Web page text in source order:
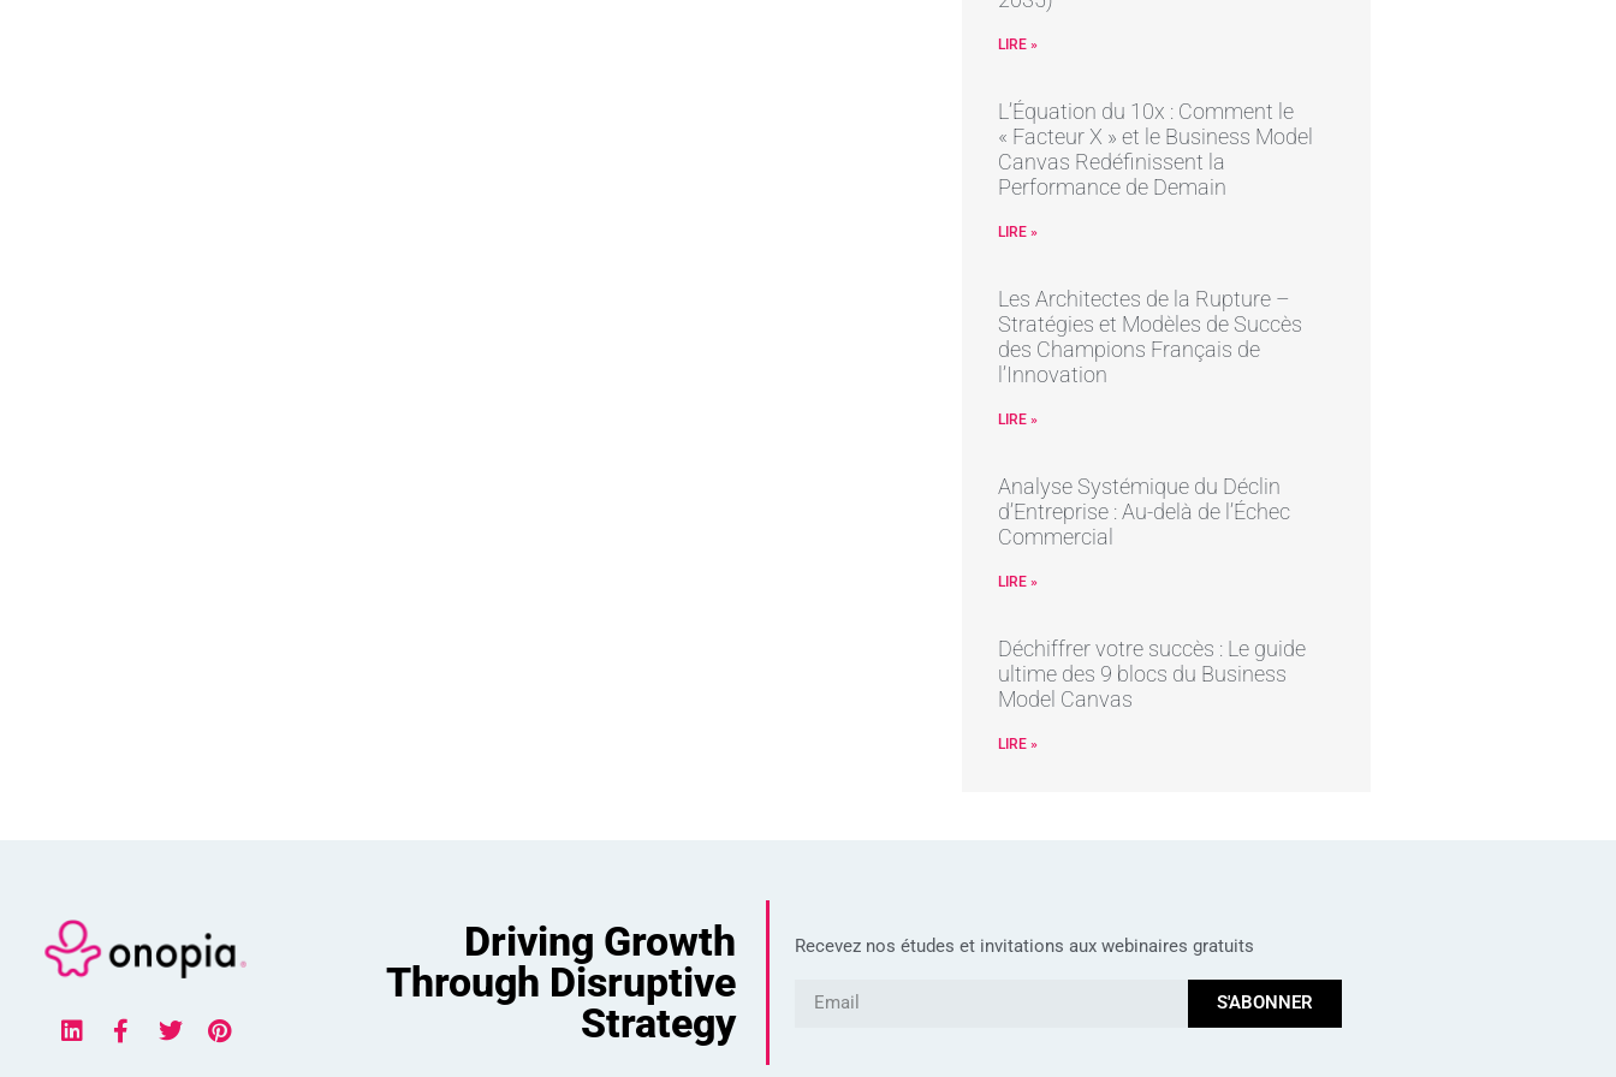
LIRE »
L’Équation du 10x : Comment le
« Facteur X » et le Business Model
Canvas Redéfinissent la
Performance de Demain
LIRE »
Les Architectes de la Rupture –
Stratégies et Modèles de Succès
des Champions Français de
l’Innovation
LIRE »
Analyse Systémique du Déclin
d’Entreprise : Au-delà de l’Échec
Commercial
LIRE »
Déchiffrer votre succès : Le guide
ultime des 9 blocs du Business
Model Canvas
LIRE »
Driving Growth
Through Disruptive
Strategy
Recevez nos études et invitations aux webinaires gratuits
S'ABONNER